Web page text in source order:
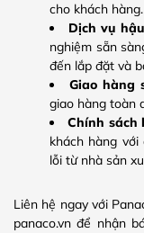
cho khách hàng.
Dịch vụ
nghiệm sẵn
đến lắp đặt và
Giao hàng
giao hàng toàn
Chính sách
khách hàng
lỗi từ nhà sản
Liên hệ ngay với
panaco.vn để nhận